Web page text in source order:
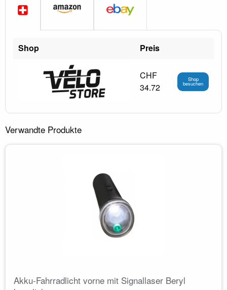
Shop Preis
CHF
34.72
Shop
besuchen
Verwandte Produkte
Akku-Fahrradlicht vorne mit Signallaser Beryl